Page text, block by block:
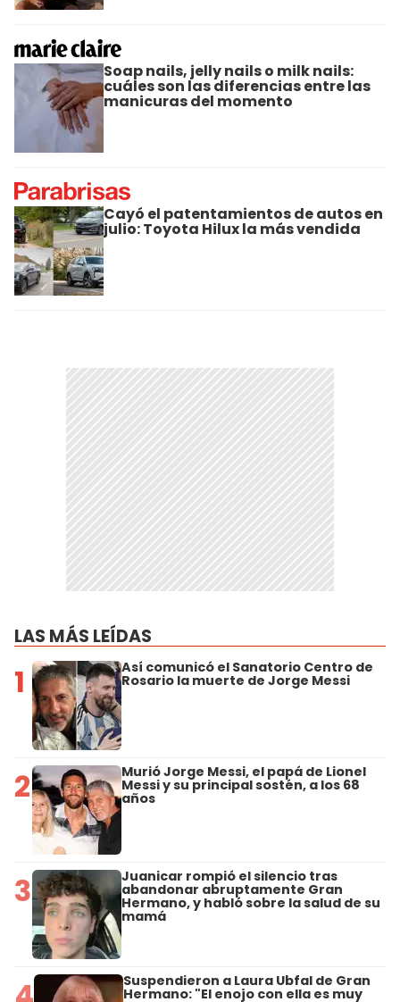
Soap nails, jelly nails o milk nails:
cuáles son las diferencias entre las
manicuras del momento
Cayó el patentamientos de autos en
julio: Toyota Hilux la más vendida
LAS MÁS LEÍDAS
1 Así comunicó el Sanatorio Centro de
Rosario la muerte de Jorge Messi
2 Murió Jorge Messi, el papá de Lionel
Messi y su principal sostén, a los 68
años
3 Juanicar rompió el silencio tras
abandonar abruptamente Gran
Hermano, y habló sobre la salud de su
mamá
Suspendieron a Laura Ubfal de Gran
Hermano: "El enojo con ella es muy